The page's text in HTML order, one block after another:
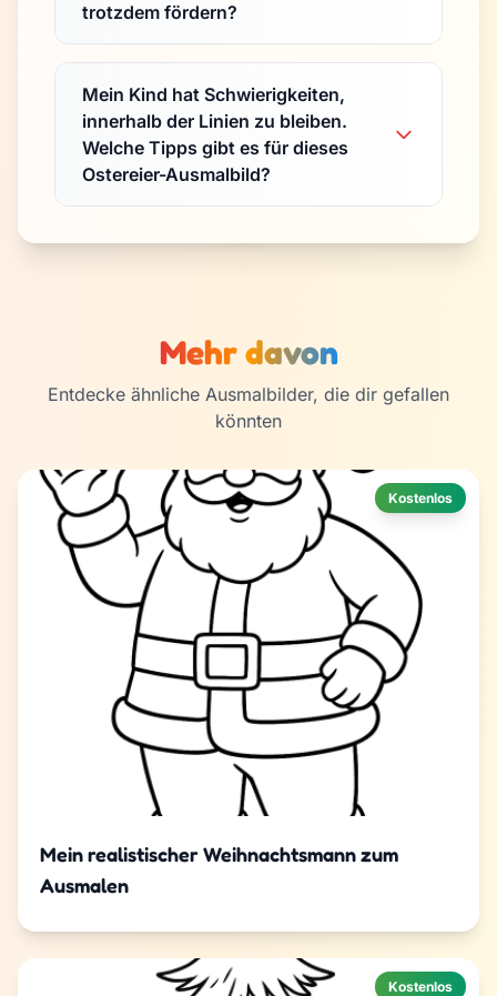
trotzdem fördern?
Mein Kind hat Schwierigkeiten,
innerhalb der Linien zu bleiben.
Welche Tipps gibt es für dieses
Ostereier-Ausmalbild?
Mehr davon
Entdecke ähnliche Ausmalbilder, die dir gefallen
könnten
Kostenlos
Mein realistischer Weihnachtsmann zum
Ausmalen
Kostenlos